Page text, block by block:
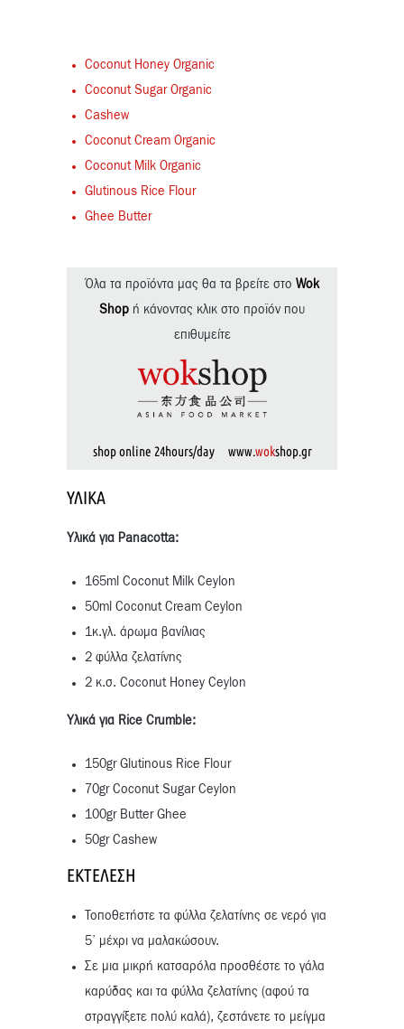
Coconut Honey Organic
Coconut Sugar Organic
Cashew
Coconut Cream Organic
Coconut Milk Organic
Glutinous Rice Flour
Ghee Butter
Όλα τα προϊόντα μας θα τα βρείτε στο Wok
Shop ή κάνοντας κλικ στο προϊόν που
επιθυμείτε
shop online 24hours/day www.wokshop.gr
ΥΛΙΚΆ
Υλικά για Panacotta:
165ml Coconut Milk Ceylon
50ml Coconut Cream Ceylon
1κ.γλ. άρωμα βανίλιας
2 φύλλα ζελατίνης
2 κ.σ. Coconut Honey Ceylon
Υλικά για Rice Crumble:
150gr Glutinous Rice Flour
70gr Coconut Sugar Ceylon
100gr Butter Ghee
50gr Cashew
ΕΚΤΈΛΕΣΗ
Τοποθετήστε τα φύλλα ζελατίνης σε νερό για
5’ μέχρι να μαλακώσουν.
Σε μια μικρή κατσαρόλα προσθέστε το γάλα
καρύδας και τα φύλλα ζελατίνης (αφού τα
στραγγίξετε πολύ καλά), ζεστάνετε το μείγμα